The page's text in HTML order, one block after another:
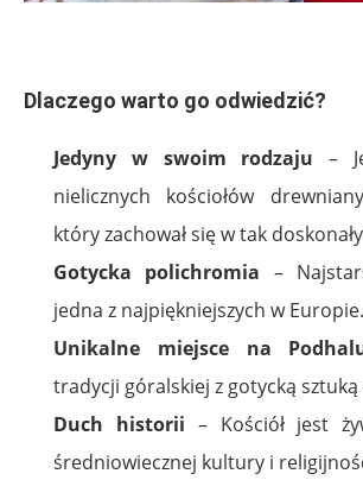
Dlaczego warto go odwiedzić?
Jedyny w swoim rodzaju –
nielicznych kościołów
który zachował się w tak
Gotycka polichromia –
jedna z najpiękniejszych w Europie.
Unikalne miejsce na
tradycji góralskiej z gotycką sztuką
Duch historii – Kościół jest
średniowiecznej kultury i